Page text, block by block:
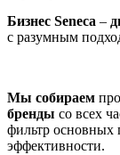
Бизнес Seneca –
с разумным
Мы собираем
бренды со всех
фильтр основных
эффективности.